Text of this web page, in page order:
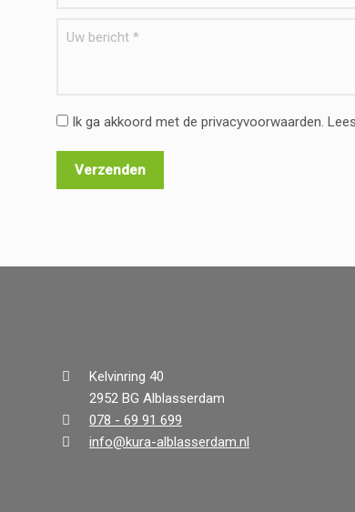
Ik ga akkoord met de privacyvoorwaarden.
Kelvinring 40
2952 BG Alblasserdam
078 - 69 91 699
info@kura-alblasserdam.nl